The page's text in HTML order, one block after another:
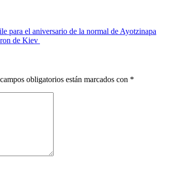
para el aniversario de la normal de Ayotzinapa
de Kiev
obligatorios están marcados con *